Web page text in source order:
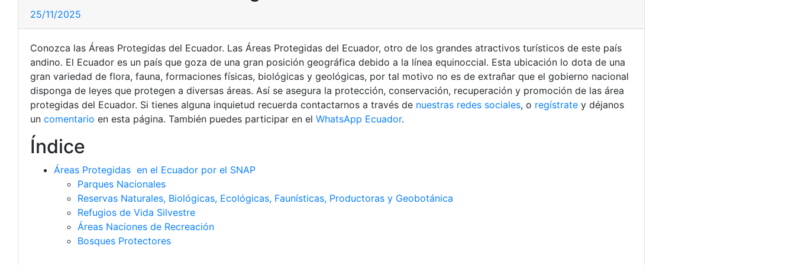
25/11/2025
Conozca las Áreas Protegidas del Ecuador. Las Áreas Protegidas del Ecuador, otro de los grandes atractivos turísticos de este país
andino. El Ecuador es un país que goza de una gran posición geográfica debido a la línea equinoccial. Esta ubicación lo dota de una
gran variedad de flora, fauna, formaciones físicas, biológicas y geológicas, por tal motivo no es de extrañar que el gobierno nacional
disponga de leyes que protegen a diversas áreas. Así se asegura la protección, conservación, recuperación y promoción de las área
protegidas del Ecuador. Si tienes alguna inquietud recuerda contactarnos a través de nuestras redes sociales, o regístrate y déjanos
un comentario en esta página. También puedes participar en el WhatsApp Ecuador.
Índice
Áreas Protegidas en el Ecuador por el SNAP
Parques Nacionales
Reservas Naturales, Biológicas, Ecológicas, Faunísticas, Productoras y Geobotánica
Refugios de Vida Silvestre
Áreas Naciones de Recreación
Bosques Protectores